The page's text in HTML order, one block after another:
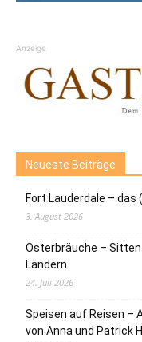
Anzeige
Neueste Beiträge
Fort Lauderdale –
3. August 2026
Osterbräuche –
Ländern
24. Juli 2026
Speisen auf Reisen –
von Anna und Patrick